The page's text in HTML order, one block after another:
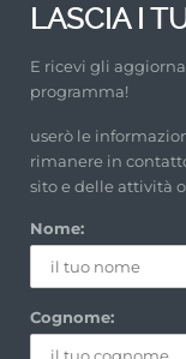
LASCIA I
E ricevi gli
programma!
userò le
rimanere in
sito e delle attività
Nome:
Cognome: